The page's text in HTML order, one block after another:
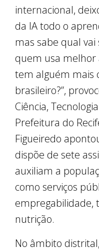
internacional,
da IA todo o
mas sabe qual
quem usa melhor
tem alguém mais
brasileiro?”,
Ciência,
Prefeitura do
Figueiredo
dispõe de sete
auxiliam a
como serviços
empregabilidade,
nutrição.
No âmbito